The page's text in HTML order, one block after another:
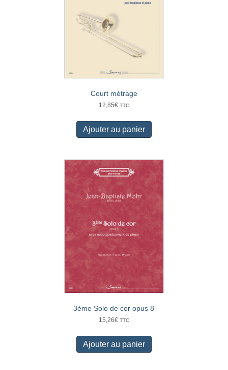
Court métrage
12,85€ TTC
Ajouter au panier
3ème Solo de cor opus 8
15,26€ TTC
Ajouter au panier